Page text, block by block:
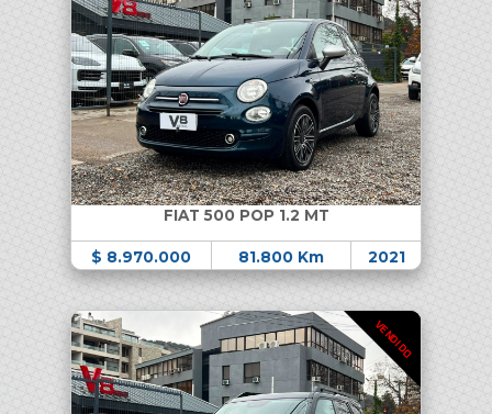
FIAT 500 POP 1.2 MT
$ 8.970.000 81.800 Km 2021
VENDIDO